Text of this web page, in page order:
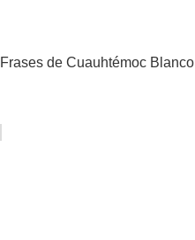
Frases de Cuauhtémoc Blanco